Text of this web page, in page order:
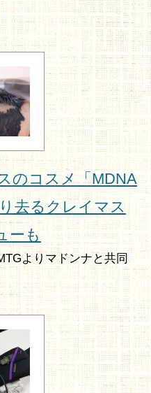
のコスメ「MDNA
去るクレイマス
ーも
よりマドンナと共同